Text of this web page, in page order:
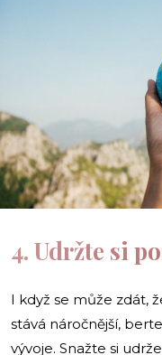
4. Udržte si
I když se může zdát,
stává náročnější,
vývoje. Snažte si